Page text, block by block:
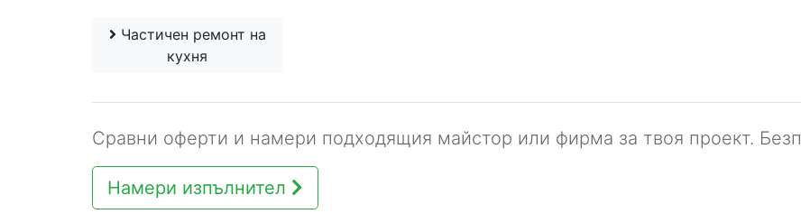
Частичен ремонт на
кухня
Сравни оферти и намери подходящия майстор или фирма за твоя проект.
Намери изпълнител